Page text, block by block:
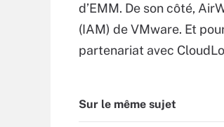
d’EMM. De son côté,
(IAM) de VMware. Et
partenariat avec
Sur le même sujet